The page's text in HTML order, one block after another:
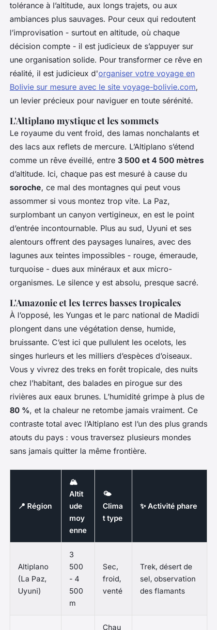
tolérance à l’altitude, aux longs trajets, ou aux
ambiances plus sauvages. Pour ceux qui redoutent
l’improvisation - surtout en altitude, où chaque
décision compte - il est judicieux de s’appuyer sur
une organisation solide. Pour transformer ce rêve en
réalité, il est judicieux d'organiser votre voyage en
Bolivie sur mesure avec le site voyage-bolivie.com,
un levier précieux pour naviguer en toute sérénité.
L'Altiplano mystique et les sommets
Le royaume du vent froid, des lamas nonchalants et
des lacs aux reflets de mercure. L’Altiplano s’étend
comme un rêve éveillé, entre 3 500 et 4 500 mètres
d’altitude. Ici, chaque pas est mesuré à cause du
soroche, ce mal des montagnes qui peut vous
assommer si vous montez trop vite. La Paz,
surplombant un canyon vertigineux, en est le point
d’entrée incontournable. Plus au sud, Uyuni et ses
alentours offrent des paysages lunaires, avec des
lagunes aux teintes impossibles - rouge, émeraude,
turquoise - dues aux minéraux et aux micro-
organismes. Le silence y est absolu, presque sacré.
L'Amazonie et les terres basses tropicales
À l’opposé, les Yungas et le parc national de Madidi
plongent dans une végétation dense, humide,
bruissante. C’est ici que pullulent les ocelots, les
singes hurleurs et les milliers d’espèces d’oiseaux.
Vous y vivrez des treks en forêt tropicale, des nuits
chez l’habitant, des balades en pirogue sur des
rivières aux eaux brunes. L’humidité grimpe à plus de
80 %, et la chaleur ne retombe jamais vraiment. Ce
contraste total avec l’Altiplano est l’un des plus grands
atouts du pays : vous traversez plusieurs mondes
sans jamais quitter la même frontière.
📍 Région
🏔️
Altit
ude
moy
enne
🌤️
Clima
t type
✨ Activité phare
Altiplano
(La Paz,
Uyuni)
3
500
- 4
500
m
Sec,
froid,
venté
Trek, désert de
sel, observation
des flamants
Chau